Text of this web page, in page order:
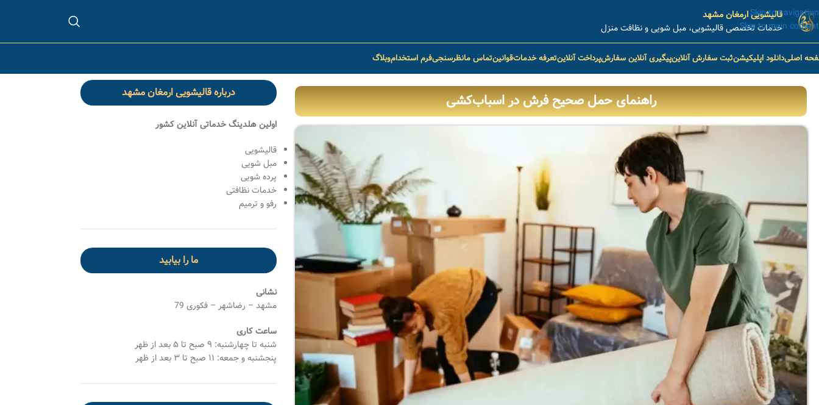
Skip to navigation
Skip to main content
قالیشویی ارمغان مشهد
خدمات تخصصی قالیشویی، مبل شویی و نظافت منزل
اصلیدانلود اپلیکیشنثبت سفارش آنلاینپیگیری آنلاین سفارشپرداخت آنلاینتعرفه خدماتقوانینتماس مانظرسنجیفرم استخداموبلاگ
راهنمای حمل صحیح فرش در اسباب‌کشی درباره قالیشویی ارمغان مشهد
اولین هلدینگ خدماتی آنلاین کشور
قالیشویی
مبل شویی
پرده شویی
خدمات نظافتی
رفو و ترمیم
ما را بیابید
نشانی
مشهد – رضاشهر – فکوری 79
ساعت کاری
شنبه تا چهارشنبه: ۹ صبح تا ۵ بعد از ظهر
پنجشنبه و جمعه: ۱۱ صبح تا ۳ بعد از ظهر